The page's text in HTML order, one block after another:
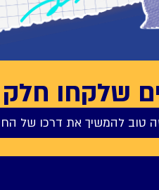
שלקחו
טוב להמשיך את דרכו של